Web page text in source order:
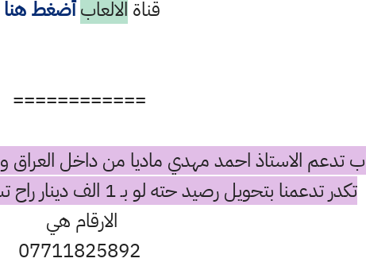
قناة الالعاب أضغط هنا
============
تدعم الاستاذ احمد مهدي ماديا من داخل
تكدر تدعمنا بتحويل رصيد حته لو بـ 1 الف دينار راح تسوي فضل كبير بتطوير القناة
الارقام هي
07711825892